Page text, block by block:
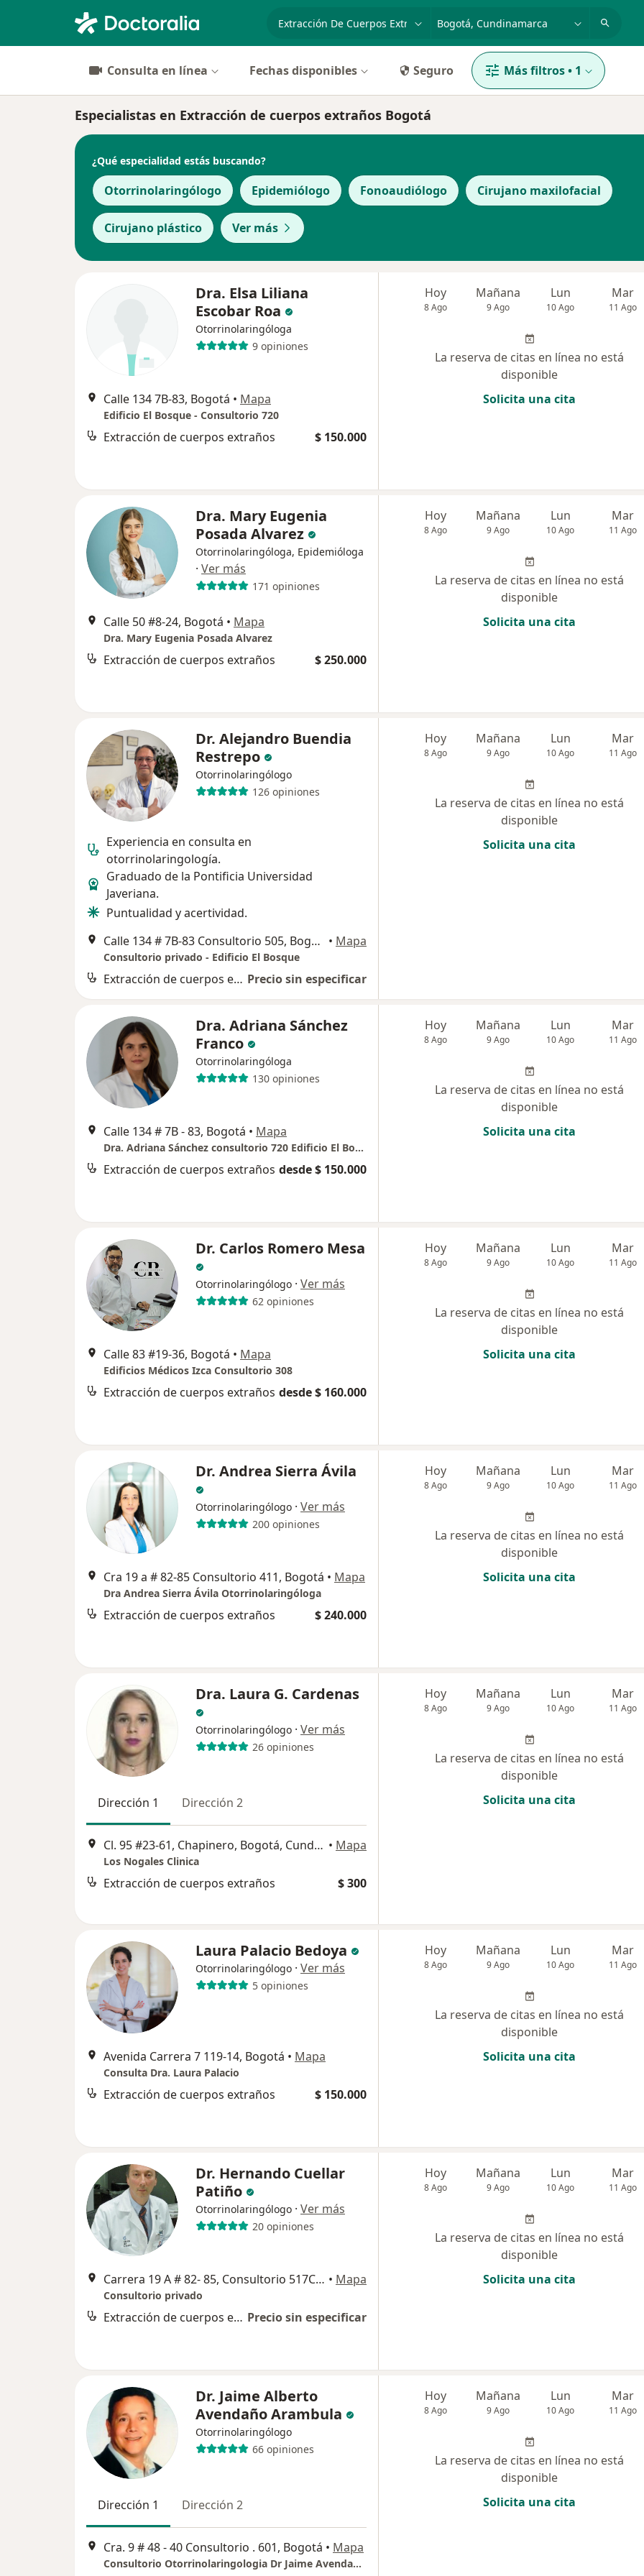
especialidad, enfermedad o nombre
p. ej. Bogotá
Consulta en línea Fechas disponibles Seguro Más filtros• 1
Especialistas en Extracción de cuerpos extraños Bogotá
¿Qué especialidad estás buscando?
Otorrinolaringólogo Epidemiólogo Fonoaudiólogo Cirujano maxilofacial
Cirujano plástico Ver más
Dra. Elsa Liliana
Escobar Roa
Otorrinolaringóloga
9 opiniones
Calle 134 7B-83, Bogotá • Mapa
Edificio El Bosque - Consultorio 720
Extracción de cuerpos extraños $ 150.000
Hoy
8 Ago
Mañana
9 Ago
Lun
10 Ago
Mar
11 Ago
La reserva de citas en línea no está
disponible
Solicita una cita
Dra. Mary Eugenia
Posada Alvarez
Otorrinolaringóloga, Epidemióloga
· Ver más
171 opiniones
Calle 50 #8-24, Bogotá • Mapa
Dra. Mary Eugenia Posada Alvarez
Extracción de cuerpos extraños $ 250.000
Hoy
8 Ago
Mañana
9 Ago
Lun
10 Ago
Mar
11 Ago
La reserva de citas en línea no está
disponible
Solicita una cita
Dr. Alejandro Buendia
Restrepo
Otorrinolaringólogo
126 opiniones
Experiencia en consulta en
otorrinolaringología.
Graduado de la Pontificia Universidad
Javeriana.
Puntualidad y acertividad.
Calle 134 # 7B-83 Consultorio 505, Bogotá • Mapa
Consultorio privado - Edificio El Bosque
Extracción de cuerpos extraños Precio sin especificar
Hoy
8 Ago
Mañana
9 Ago
Lun
10 Ago
Mar
11 Ago
La reserva de citas en línea no está
disponible
Solicita una cita
Dra. Adriana Sánchez
Franco
Otorrinolaringóloga
130 opiniones
Calle 134 # 7B - 83, Bogotá • Mapa
Dra. Adriana Sánchez consultorio 720 Edificio El Bosque
Extracción de cuerpos extraños desde $ 150.000
Hoy
8 Ago
Mañana
9 Ago
Lun
10 Ago
Mar
11 Ago
La reserva de citas en línea no está
disponible
Solicita una cita
Dr. Carlos Romero Mesa
Otorrinolaringólogo · Ver más
62 opiniones
Calle 83 #19-36, Bogotá • Mapa
Edificios Médicos Izca Consultorio 308
Extracción de cuerpos extraños desde $ 160.000
Hoy
8 Ago
Mañana
9 Ago
Lun
10 Ago
Mar
11 Ago
La reserva de citas en línea no está
disponible
Solicita una cita
Dr. Andrea Sierra Ávila
Otorrinolaringólogo · Ver más
200 opiniones
Cra 19 a # 82-85 Consultorio 411, Bogotá • Mapa
Dra Andrea Sierra Ávila Otorrinolaringóloga
Extracción de cuerpos extraños $ 240.000
Hoy
8 Ago
Mañana
9 Ago
Lun
10 Ago
Mar
11 Ago
La reserva de citas en línea no está
disponible
Solicita una cita
Dra. Laura G. Cardenas
Otorrinolaringólogo · Ver más
26 opiniones
Dirección 1 Dirección 2
Cl. 95 #23-61, Chapinero, Bogotá, Cundinamarca, Colombia, Bogotá • Mapa
Los Nogales Clinica
Extracción de cuerpos extraños $ 300
Hoy
8 Ago
Mañana
9 Ago
Lun
10 Ago
Mar
11 Ago
La reserva de citas en línea no está
disponible
Solicita una cita
Laura Palacio Bedoya
Otorrinolaringólogo · Ver más
5 opiniones
Avenida Carrera 7 119-14, Bogotá • Mapa
Consulta Dra. Laura Palacio
Extracción de cuerpos extraños $ 150.000
Hoy
8 Ago
Mañana
9 Ago
Lun
10 Ago
Mar
11 Ago
La reserva de citas en línea no está
disponible
Solicita una cita
Dr. Hernando Cuellar
Patiño
Otorrinolaringólogo · Ver más
20 opiniones
Carrera 19 A # 82- 85, Consultorio 517COUNTRY MEDICAL CENTER, Bogotá • Mapa
Consultorio privado
Extracción de cuerpos extraños Precio sin especificar
Hoy
8 Ago
Mañana
9 Ago
Lun
10 Ago
Mar
11 Ago
La reserva de citas en línea no está
disponible
Solicita una cita
Dr. Jaime Alberto
Avendaño Arambula
Otorrinolaringólogo
66 opiniones
Dirección 1 Dirección 2
Cra. 9 # 48 ‐ 40 Consultorio . 601, Bogotá • Mapa
Consultorio Otorrinolaringologia Dr Jaime Avendaño - Marly
Hoy
8 Ago
Mañana
9 Ago
Lun
10 Ago
Mar
11 Ago
La reserva de citas en línea no está
disponible
Solicita una cita